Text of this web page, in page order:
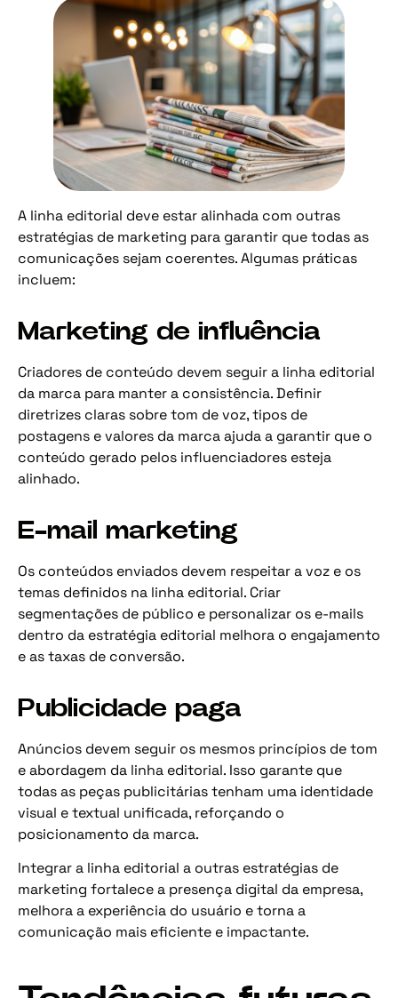
A linha editorial deve estar alinhada com outras
estratégias de marketing para garantir que todas as
comunicações sejam coerentes. Algumas práticas
incluem:
Marketing de influência
Criadores de conteúdo devem seguir a linha editorial
da marca para manter a consistência. Definir
diretrizes claras sobre tom de voz, tipos de
postagens e valores da marca ajuda a garantir que o
conteúdo gerado pelos influenciadores esteja
alinhado.
E-mail marketing
Os conteúdos enviados devem respeitar a voz e os
temas definidos na linha editorial. Criar
segmentações de público e personalizar os e-mails
dentro da estratégia editorial melhora o engajamento
e as taxas de conversão.
Publicidade paga
Anúncios devem seguir os mesmos princípios de tom
e abordagem da linha editorial. Isso garante que
todas as peças publicitárias tenham uma identidade
visual e textual unificada, reforçando o
posicionamento da marca.
Integrar a linha editorial a outras estratégias de
marketing fortalece a presença digital da empresa,
melhora a experiência do usuário e torna a
comunicação mais eficiente e impactante.